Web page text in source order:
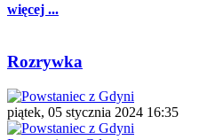
więcej ...
Rozrywka
piątek, 05 stycznia 2024 16:35